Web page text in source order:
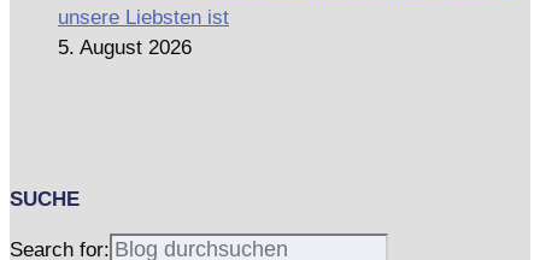
unsere Liebsten ist
5. August 2026
SUCHE
Search for: